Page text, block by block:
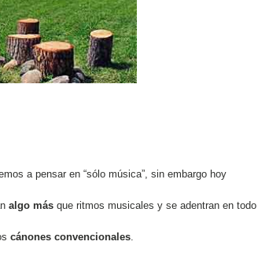
a pensar en “sólo música”, sin embargo hoy
algo más que ritmos musicales y se adentran en
cánones convencionales.